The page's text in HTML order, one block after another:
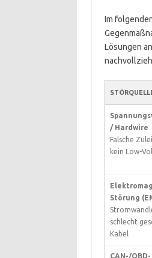
Im
Lösungen
/ Hardwire
Falsche
kein Low-
Störung
schlecht
Kabel
CAN-/OBD-